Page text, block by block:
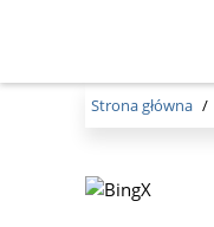
Strona główna